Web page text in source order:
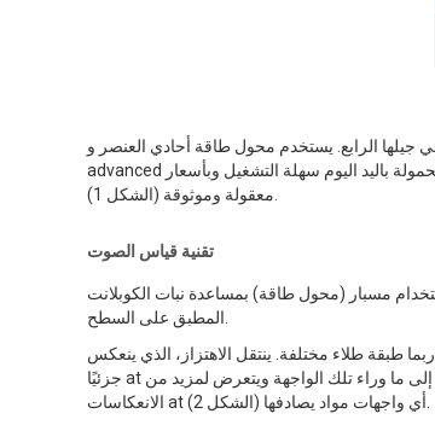
خصيصا لقياس سمك الطلاء في السوق منذ 14 عاما وهي الآن في جيلها الرابع. يستخدم محول طاقة أحادي العنصر و
advanced التقنيات العددية لتصفية وتعزيز الأصداء الرقمية. إن مقاييس سمك الطلاء بالموجات فوق الصوتية المحمولة باليد اليوم سهلة التشغيل وبأسعار
تقنية قياس الصوت
مسبار (محول طاقة) بمساعدة نبات الكوبلانت
طبقة طلاء مختلفة. ينتقل الاهتزاز، الذي ينعكس
جزئيًا at هذه الواجهة، عائدًا إلى محول الطاقة. وفي الوقت نفسه، يستمر جزء من الاهتزاز المنقول في الانتقال إلى ما وراء تلك الواجهة ويتعرض لمزيد من